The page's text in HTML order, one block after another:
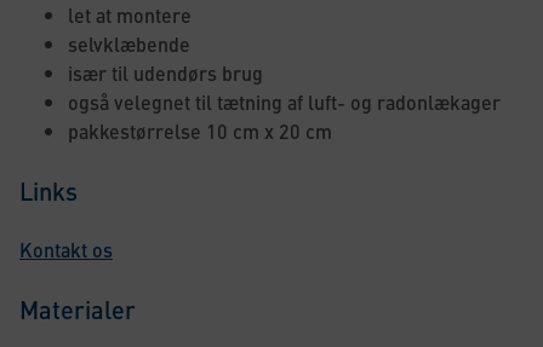
let at montere
selvklæbende
især til udendørs brug
også velegnet til tætning af luft- og radonlækager
pakkestørrelse 10 cm x 20 cm
Links
Kontakt os
Materialer